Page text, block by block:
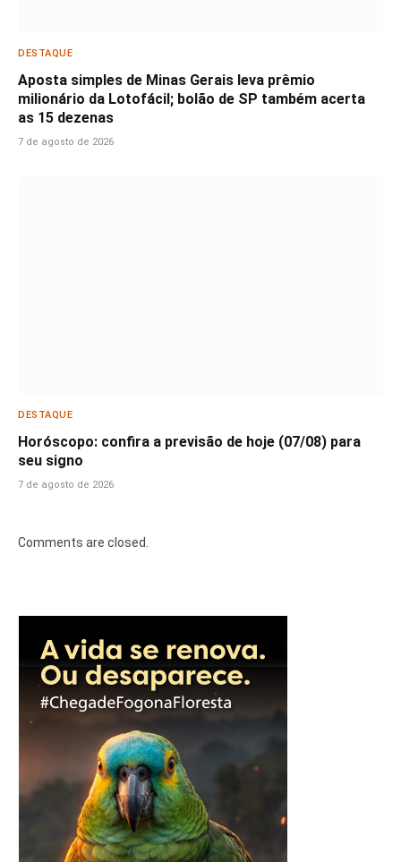
DESTAQUE
Aposta simples de Minas Gerais leva prêmio
milionário da Lotofácil; bolão de SP também acerta
as 15 dezenas
7 de agosto de 2026
DESTAQUE
Horóscopo: confira a previsão de hoje (07/08) para
seu signo
7 de agosto de 2026
Comments are closed.